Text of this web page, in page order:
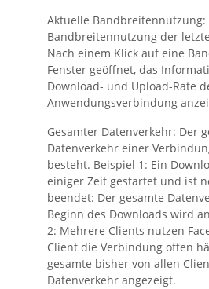
Aktuelle Bandbreitennutzung:
Bandbreitennutzung der
Nach einem Klick auf eine
Fenster geöffnet, das
Download- und Upload-Rate
Anwendungsverbindung
Gesamter Datenverkehr: Der
Datenverkehr einer
besteht. Beispiel 1: Ein
einiger Zeit gestartet und ist
beendet: Der gesamte
Beginn des Downloads wird
2: Mehrere Clients nutzen
Client die Verbindung offen
gesamte bisher von allen
Datenverkehr angezeigt.